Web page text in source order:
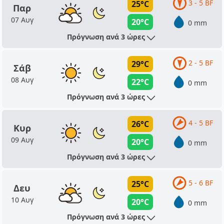
Παρ
07 Αυγ
25°C
20°C
3 - 5 BF
0 mm
Πρόγνωση ανά 3 ώρες
Σάβ
08 Αυγ
29°C
22°C
2 - 5 BF
0 mm
Πρόγνωση ανά 3 ώρες
Κυρ
09 Αυγ
26°C
20°C
4 - 5 BF
0 mm
Πρόγνωση ανά 3 ώρες
Δευ
10 Αυγ
25°C
20°C
5 - 6 BF
0 mm
Πρόγνωση ανά 3 ώρες